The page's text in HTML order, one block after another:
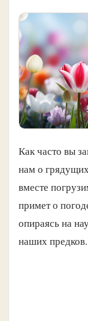
Как часто вы
нам о
вместе
примет о
опираясь на
наших предков.